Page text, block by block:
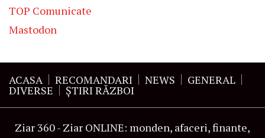
TOP Comunicate
Mastodon
ACASA RECOMANDARI NEWS GENERAL
DIVERSE ŞTIRI RĂZBOI
Ziar 360 - Ziar ONLINE: monden, afaceri, finante,